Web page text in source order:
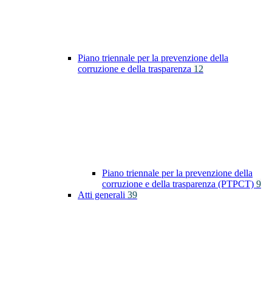
Piano triennale per la prevenzione della
corruzione e della trasparenza 12
Piano triennale per la prevenzione della
corruzione e della trasparenza (PTPCT) 9
Atti generali 39